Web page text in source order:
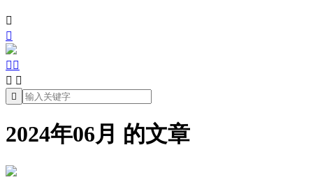


 
 

2024年06月 的文章